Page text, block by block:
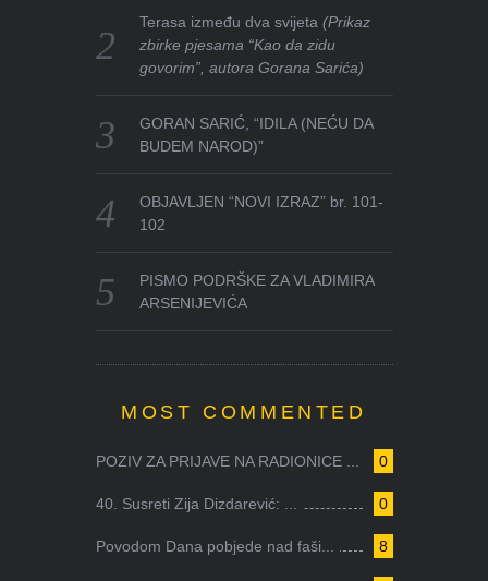
Terasa između dva svijeta(Prikaz
zbirke pjesama “Kao da zidu
govorim”, autora Gorana Sarića)
GORAN SARIĆ, “IDILA (NEĆU DA
BUDEM NAROD)”
OBJAVLJEN “NOVI IZRAZ” br. 101-
102
PISMO PODRŠKE ZA VLADIMIRA
ARSENIJEVIĆA
MOST COMMENTED
0
POZIV ZA PRIJAVE NA RADIONICE ...
0
40. Susreti Zija Dizdarević: ...
8
Povodom Dana pobjede nad faši...